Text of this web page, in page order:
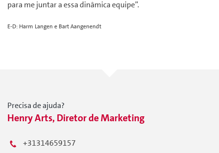
para me juntar a essa dinâmica equipe”.
E-D: Harm Langen e Bart Aangenendt
Precisa de ajuda?
Henry Arts, Diretor de Marketing
+31314659157